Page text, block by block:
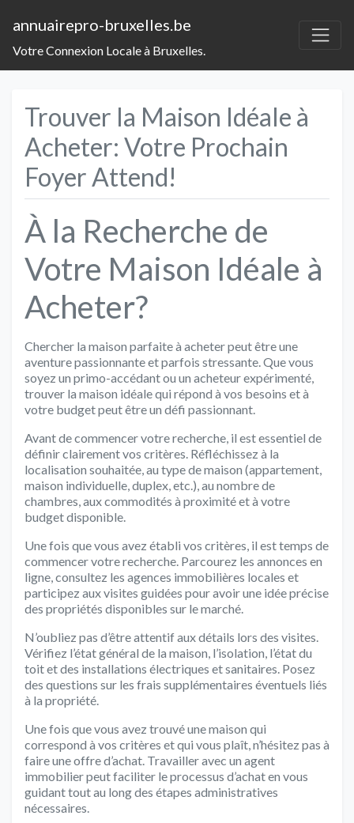
annuairepro-bruxelles.be
Votre Connexion Locale à Bruxelles.
Trouver la Maison Idéale à
Acheter: Votre Prochain
Foyer Attend!
À la Recherche de
Votre Maison Idéale à
Acheter?
Chercher la maison parfaite à acheter peut être une
aventure passionnante et parfois stressante. Que vous
soyez un primo-accédant ou un acheteur expérimenté,
trouver la maison idéale qui répond à vos besoins et à
votre budget peut être un défi passionnant.
Avant de commencer votre recherche, il est essentiel de
définir clairement vos critères. Réfléchissez à la
localisation souhaitée, au type de maison (appartement,
maison individuelle, duplex, etc.), au nombre de
chambres, aux commodités à proximité et à votre
budget disponible.
Une fois que vous avez établi vos critères, il est temps de
commencer votre recherche. Parcourez les annonces en
ligne, consultez les agences immobilières locales et
participez aux visites guidées pour avoir une idée précise
des propriétés disponibles sur le marché.
N’oubliez pas d’être attentif aux détails lors des visites.
Vérifiez l’état général de la maison, l’isolation, l’état du
toit et des installations électriques et sanitaires. Posez
des questions sur les frais supplémentaires éventuels liés
à la propriété.
Une fois que vous avez trouvé une maison qui
correspond à vos critères et qui vous plaît, n’hésitez pas à
faire une offre d’achat. Travailler avec un agent
immobilier peut faciliter le processus d’achat en vous
guidant tout au long des étapes administratives
nécessaires.